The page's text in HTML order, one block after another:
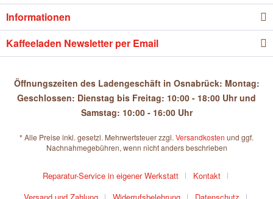
Informationen
Kaffeeladen Newsletter per Email
Öffnungszeiten des Ladengeschäft in Osnabrück: Montag:
Geschlossen: Dienstag bis Freitag: 10:00 - 18:00 Uhr und
Samstag: 10:00 - 16:00 Uhr
* Alle Preise inkl. gesetzl. Mehrwertsteuer zzgl. Versandkosten und ggf.
Nachnahmegebühren, wenn nicht anders beschrieben
Reparatur-Service in eigener Werkstatt
Kontakt